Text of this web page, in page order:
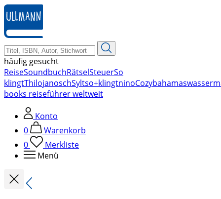
zum
Hauptinhalt
springen
häufig gesucht
ReiseSoundbuchRätselSteuerSo
klingtThilojanoschSyltso+klingtninoCozybahamas
books reiseführer weltweit
Konto
0
Warenkorb
0
Merkliste
Menü